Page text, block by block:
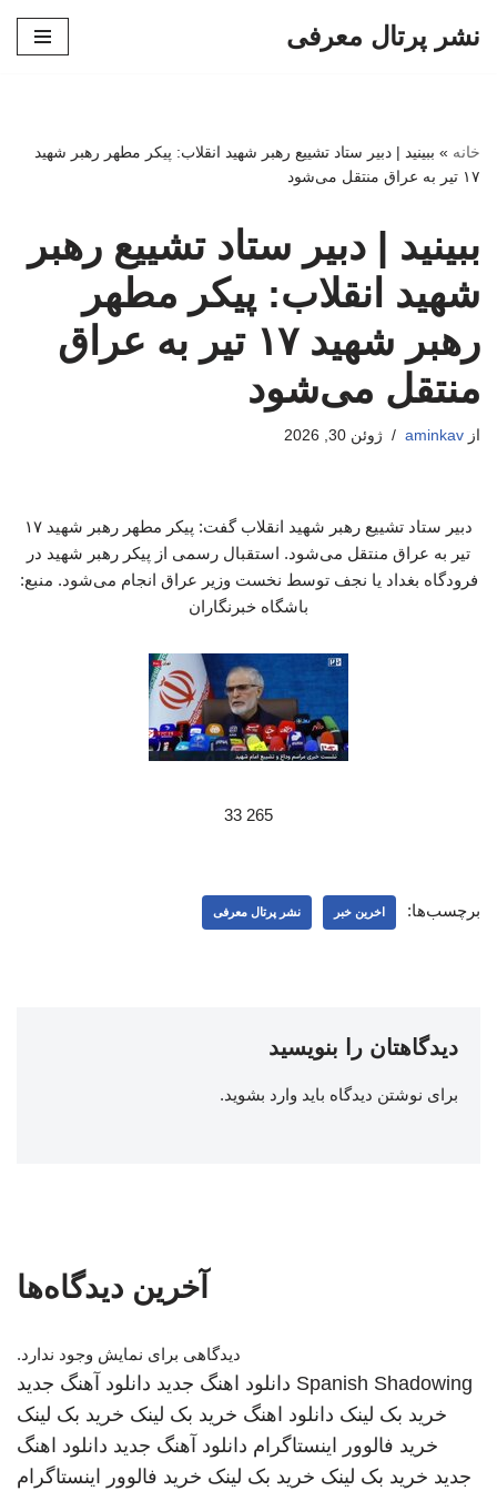
نشر پرتال معرفی
خانه » ببینید | دبیر ستاد تشییع رهبر شهید انقلاب: پیکر مطهر رهبر شهید
۱۷ تیر به عراق منتقل می‌شود
ببینید | دبیر ستاد تشییع رهبر
شهید انقلاب: پیکر مطهر
رهبر شهید ۱۷ تیر به عراق
منتقل می‌شود
از aminkav ژوئن 30, 2026
دبیر ستاد تشییع رهبر شهید انقلاب گفت: پیکر مطهر رهبر شهید ۱۷
تیر به عراق منتقل می‌شود. استقبال رسمی از پیکر رهبر شهید در
فرودگاه بغداد یا نجف توسط نخست وزیر عراق انجام می‌شود. منبع:
باشگاه خبرنگاران
265 33
برچسب‌ها: اخرین خبر نشر پرتال معرفی
دیدگاهتان را بنویسید
برای نوشتن دیدگاه باید وارد بشوید.
آخرین دیدگاه‌ها
دیدگاهی برای نمایش وجود ندارد.
Spanish Shadowing دانلود اهنگ جدید دانلود آهنگ جدید
خرید بک لینک دانلود اهنگ خرید بک لینک خرید بک لینک
خرید فالوور اینستاگرام دانلود آهنگ جدید دانلود اهنگ
جدید خرید بک لینک خرید بک لینک خرید فالوور اینستاگرام